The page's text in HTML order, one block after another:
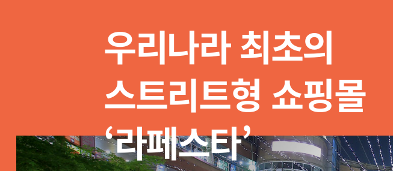
우리나라 최초의
스트리트형 쇼핑몰
‘라페스타’